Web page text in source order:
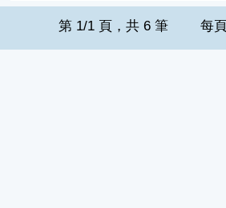
第 1/1 頁，共 6 筆 每頁